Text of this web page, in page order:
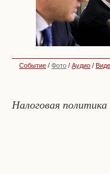
Событие / Фото / Аудио /
Налоговая